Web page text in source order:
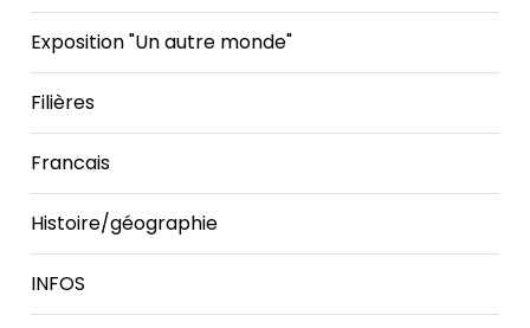
Exposition "Un autre monde"
Filières
Francais
Histoire/géographie
INFOS